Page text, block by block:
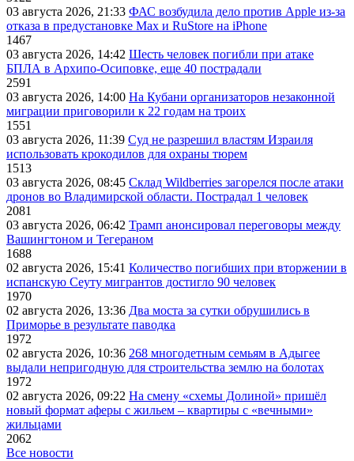
03 августа 2026, 21:33 ФАС возбудила дело против Apple из-за
отказа в предустановке Max и RuStore на iPhone
1467
03 августа 2026, 14:42 Шесть человек погибли при атаке
БПЛА в Архипо-Осиповке, еще 40 пострадали
2591
03 августа 2026, 14:00 На Кубани организаторов незаконной
миграции приговорили к 22 годам на троих
1551
03 августа 2026, 11:39 Суд не разрешил властям Израиля
использовать крокодилов для охраны тюрем
1513
03 августа 2026, 08:45 Склад Wildberries загорелся после атаки
дронов во Владимирской области. Пострадал 1 человек
2081
03 августа 2026, 06:42 Трамп анонсировал переговоры между
Вашингтоном и Тегераном
1688
02 августа 2026, 15:41 Количество погибших при вторжении в
испанскую Сеуту мигрантов достигло 90 человек
1970
02 августа 2026, 13:36 Два моста за сутки обрушились в
Приморье в результате паводка
1972
02 августа 2026, 10:36 268 многодетным семьям в Адыгее
выдали непригодную для строительства землю на болотах
1972
02 августа 2026, 09:22 На смену «схемы Долиной» пришёл
новый формат аферы с жильем – квартиры с «вечными»
жильцами
2062
Все новости